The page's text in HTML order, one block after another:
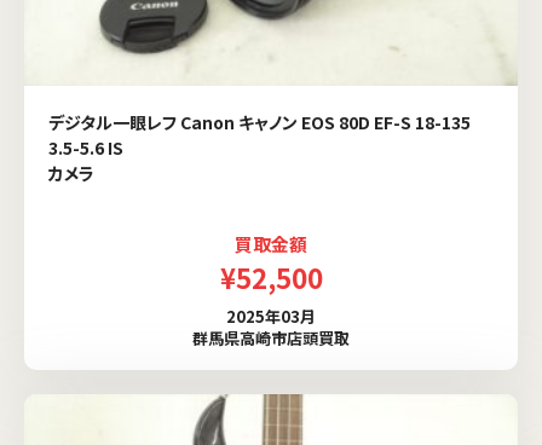
デジタル一眼レフ Canon キャノン EOS 80D EF-S 18-135
3.5-5.6 IS
カメラ
買取金額
¥52,500
2025年03月
群馬県高崎市店頭買取